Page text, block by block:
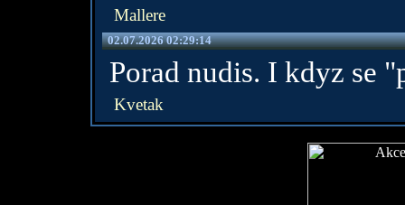
Mallere
02.07.2026 02:29:14
Porad nudis. I kdyz se
Kvetak